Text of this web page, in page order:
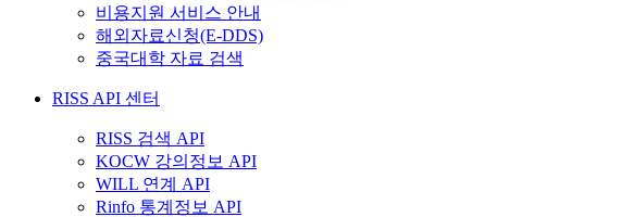
비용지원 서비스 안내
해외자료신청(E-DDS)
중국대학 자료 검색
RISS API 센터
RISS 검색 API
KOCW 강의정보 API
WILL 연계 API
Rinfo 통계정보 API